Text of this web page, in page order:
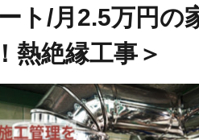
ト/月2.5万円の
熱絶縁工事＞